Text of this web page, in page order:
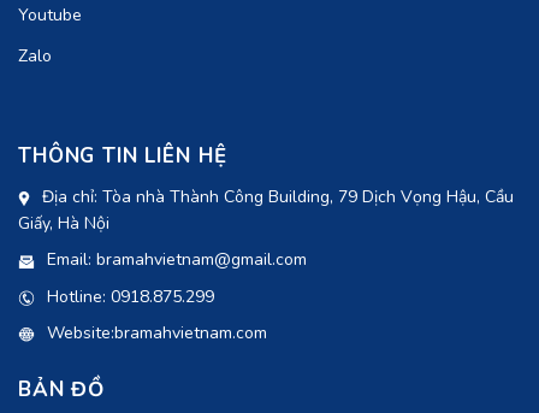
Youtube
Zalo
THÔNG TIN LIÊN HỆ
Địa chỉ: Tòa nhà Thành Công Building, 79 Dịch Vọng Hậu, Cầu
Giấy, Hà Nội
Email: bramahvietnam@gmail.com
Hotline: 0918.875.299
Website:bramahvietnam.com
BẢN ĐỒ